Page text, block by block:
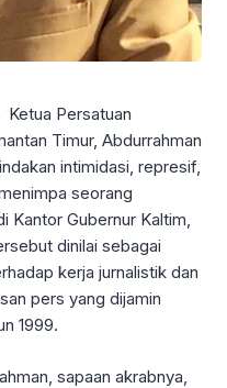
Ketua Persatuan
Timur, Abdurrahman
intimidasi, represif,
seorang
Kantor Gubernur Kaltim,
dinilai sebagai
kerja jurnalistik dan
pers yang dijamin
1999.
sapaan akrabnya,